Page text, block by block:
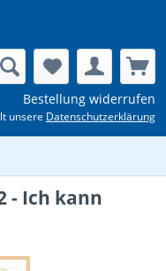
Bestellung widerrufen
unsere Datenschutzerklärung
- Ich kann